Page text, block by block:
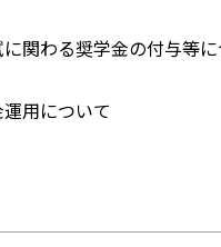
関わる奨学金の付与等に
用について